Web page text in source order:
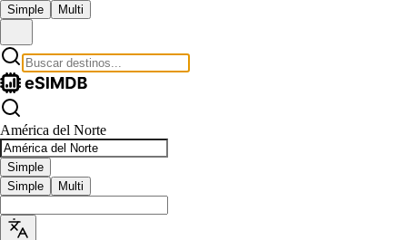
Simple Multi
América del Norte
Simple
Simple
Multi